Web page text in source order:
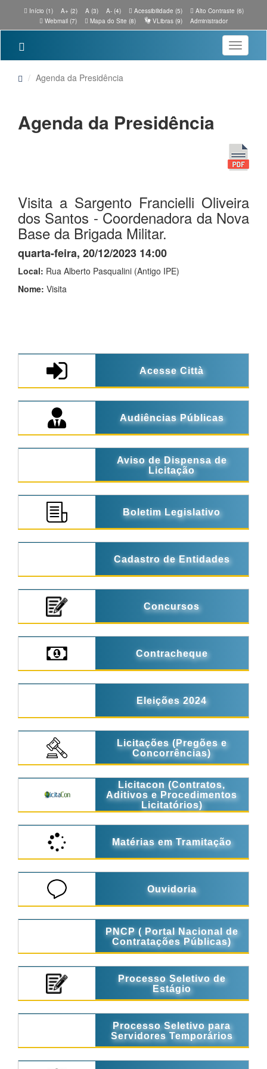
Início (1) A+ (2) A (3) A- (4) Acessibilidade (5)
Alto Contraste (6)
Webmail (7)
Mapa do Site (8) VLibras (9) Administrador
Toggle
Agenda da Presidência
Agenda da Presidência
Visita a Sargento Francielli Oliveira
dos Santos - Coordenadora da Nova
Base da Brigada Militar.
quarta-feira, 20/12/2023 14:00
Local: Rua Alberto Pasqualini (Antigo IPE)
Nome: Visita
Acesse Città
Audiências Públicas
Aviso de Dispensa de
Licitação
Boletim Legislativo
Cadastro de Entidades
Concursos
Contracheque
Eleições 2024
Licitações (Pregões e
Concorrências)
Licitacon (Contratos,
Aditivos e Procedimentos
Licitatórios)
Matérias em Tramitação
Ouvidoria
PNCP ( Portal Nacional de
Contratações Públicas)
Processo Seletivo de
Estágio
Processo Seletivo para
Servidores Temporários